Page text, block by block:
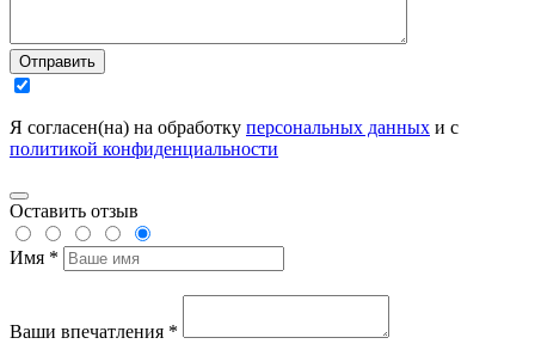
Отправить
Я согласен(на) на обработку персональных данных и с
политикой конфиденциальности
Оставить отзыв
Имя *
Ваши впечатления *